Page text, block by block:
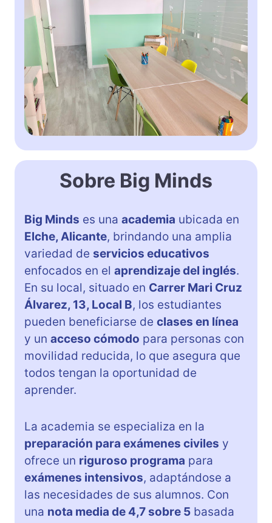
Sobre Big Minds
Big Minds es una academia ubicada en
Elche, Alicante, brindando una amplia
variedad de servicios educativos
enfocados en el aprendizaje del inglés.
En su local, situado en Carrer Mari Cruz
Álvarez, 13, Local B, los estudiantes
pueden beneficiarse de clases en línea
y un acceso cómodo para personas con
movilidad reducida, lo que asegura que
todos tengan la oportunidad de
aprender.
La academia se especializa en la
preparación para exámenes civiles y
ofrece un riguroso programa para
exámenes intensivos, adaptándose a
las necesidades de sus alumnos. Con
una nota media de 4,7 sobre 5 basada